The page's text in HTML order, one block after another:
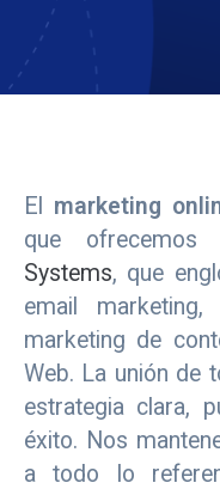
El marketing
que
Systems, que
email
marketing de
Web. La unión de
estrategia clara,
éxito. Nos
a todo lo